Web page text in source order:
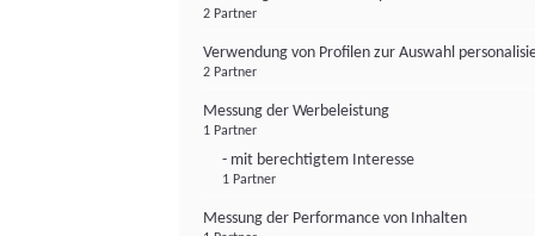
2 Partner
Verwendung von Profilen zur Auswahl
2 Partner
Messung der Werbeleistung
1 Partner
- mit berechtigtem Interesse
1 Partner
Messung der Performance von Inhalten